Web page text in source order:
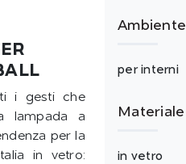
i gesti che
lampada a
per la
in vetro:
Ambiente
per interni
Materiale
in vetro